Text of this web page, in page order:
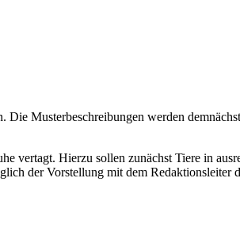
Musterbeschreibungen werden
Hierzu sollen zunächst Tiere in
der Vorstellung mit dem Redaktionsleiter